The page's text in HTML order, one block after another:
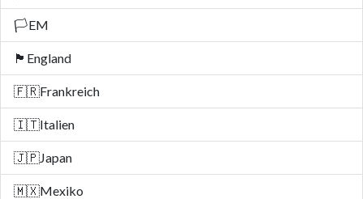
🏳️EM
🏴󠁧󠁢󠁥󠁮󠁧󠁿 England
🇫🇷Frankreich
🇮🇹Italien
🇯🇵Japan
🇲🇽Mexiko